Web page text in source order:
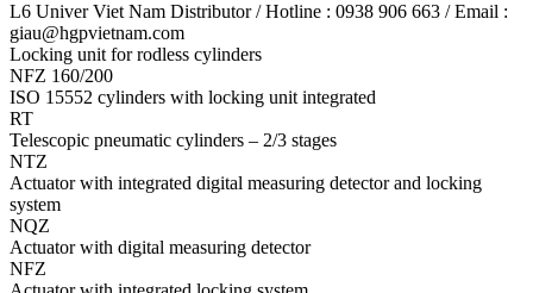
L6 Univer Viet Nam Distributor / Hotline : 0938 906 663 / Email :
giau@hgpvietnam.com
Locking unit for rodless cylinders
NFZ 160/200
ISO 15552 cylinders with locking unit integrated
RT
Telescopic pneumatic cylinders – 2/3 stages
NTZ
Actuator with integrated digital measuring detector and locking
system
NQZ
Actuator with digital measuring detector
NFZ